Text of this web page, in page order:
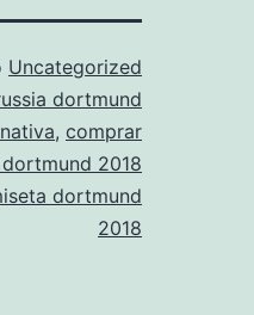
Uncategorized
dortmund
, comprar
2018
dortmund
2018